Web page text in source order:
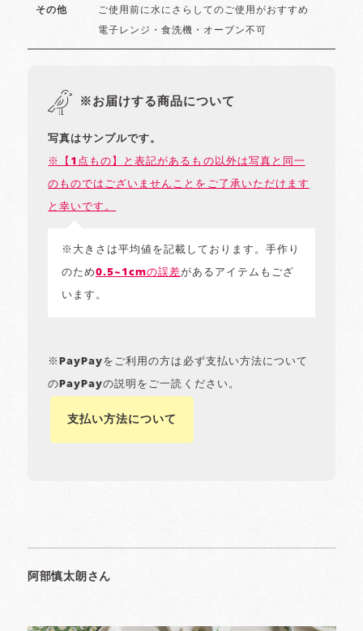
その他 ご使用前に水にさらしてのご使用がおすすめ
電子レンジ・食洗機・オーブン不可
※お届けする商品について
写真はサンプルです。
※【1点もの】と表記があるもの以外は写真と同一
のものではございませんことをご了承いただけます
と幸いです。
※大きさは平均値を記載しております。手作り
のため0.5~1cmの誤差があるアイテムもござ
います。
※PayPayをご利用の方は必ず支払い方法について
のPayPayの説明をご一読ください。
支払い方法について